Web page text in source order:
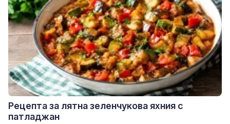
Рецепта за лятна зеленчукова яхния с
патладжан